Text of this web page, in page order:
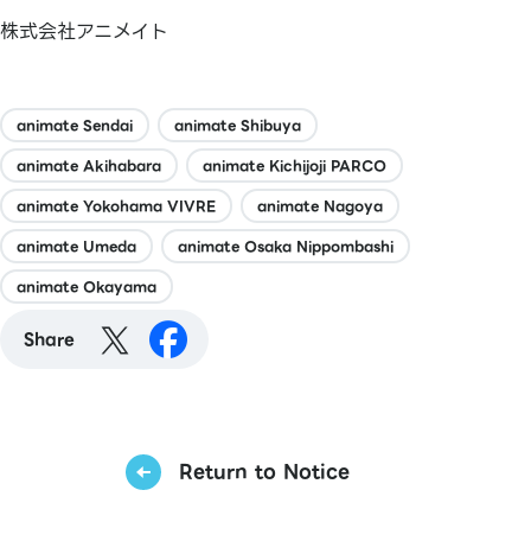
株式会社アニメイト
animate Sendai
animate Shibuya
animate Akihabara
animate Kichijoji PARCO
animate Yokohama VIVRE
animate Nagoya
animate Umeda
animate Osaka Nippombashi
animate Okayama
Share
Return to Notice